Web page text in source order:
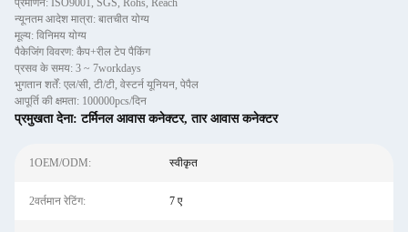
प्रमाणन: ISO9001, SGS, Rohs, Reach
न्यूनतम आदेश मात्रा: बातचीत योग्य
मूल्य: विनिमय योग्य
पैकेजिंग विवरण: कैप+रील टेप पैकिंग
प्रसव के समय: 3 ~ 7workdays
भुगतान शर्तें: एल/सी, टी/टी, वेस्टर्न यूनियन, पेपैल
आपूर्ति की क्षमता: 100000pcs/दिन
प्रमुखता देना:टर्मिनल आवास कनेक्टर,तार आवास कनेक्टर
1OEM/ODM: स्वीकृत
2वर्तमान रेटिंग: 7 ए